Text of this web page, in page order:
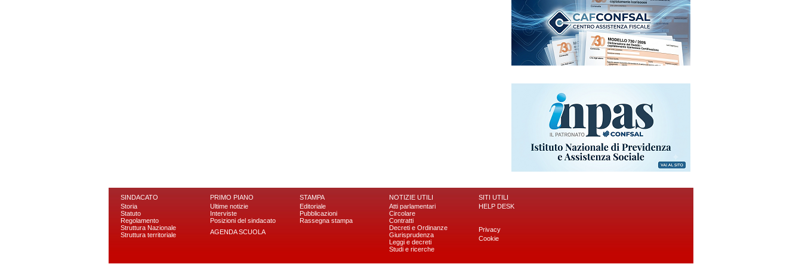
SINDACATO
Storia
Statuto
Regolamento
Struttura Nazionale
Struttura territoriale
PRIMO PIANO
Ultime notizie
Interviste
Posizioni del sindacato
AGENDA SCUOLA
STAMPA
Editoriale
Pubblicazioni
Rassegna stampa
NOTIZIE UTILI
Atti parlamentari
Circolare
Contratti
Decreti e Ordinanze
Giurisprudenza
Leggi e decreti
Studi e ricerche
SITI UTILI
HELP DESK
Privacy
Cookie